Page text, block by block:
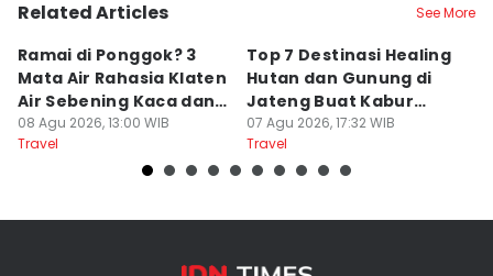
Related Articles See More
Ramai di Ponggok? 3
Mata Air Rahasia Klaten
Air Sebening Kaca dan
Masih Sepi
08 Agu 2026, 13:00 WIB
Travel
Top 7 Destinasi Healing
Hutan dan Gunung di
Jateng Buat Kabur
Sejenak, Under Rp200
Ribu
07 Agu 2026, 17:32 WIB
Travel